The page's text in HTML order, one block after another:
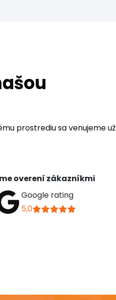
prostrediu sa venujeme už
overení zákazníkmi
Google rating
5,0